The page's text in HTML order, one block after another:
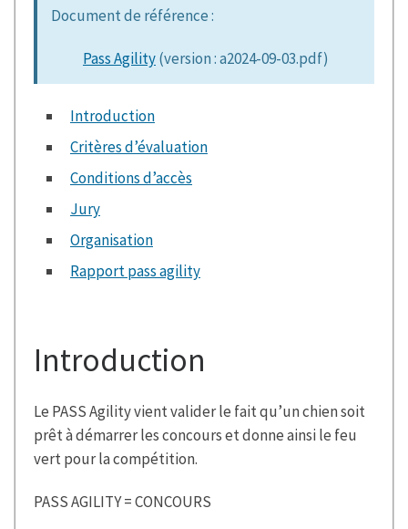
Document de référence :
Pass Agility(version : a2024-09-03.pdf)
Introduction
Critères d’évaluation
Conditions d’accès
Jury
Organisation
Rapport pass agility
Introduction
Le PASS Agility vient valider le fait qu’un chien soit
prêt à démarrer les concours et donne ainsi le feu
vert pour la compétition.
PASS AGILITY = CONCOURS